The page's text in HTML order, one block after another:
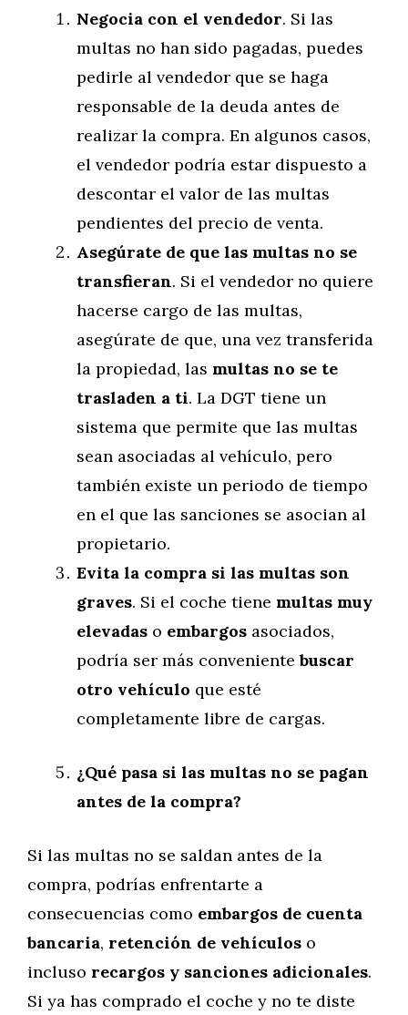
Negocia con el vendedor. Si las
multas no han sido pagadas, puedes
pedirle al vendedor que se haga
responsable de la deuda antes de
realizar la compra. En algunos casos,
el vendedor podría estar dispuesto a
descontar el valor de las multas
pendientes del precio de venta.
Asegúrate de que las multas no se
transfieran. Si el vendedor no quiere
hacerse cargo de las multas,
asegúrate de que, una vez transferida
la propiedad, las multas no se te
trasladen a ti. La DGT tiene un
sistema que permite que las multas
sean asociadas al vehículo, pero
también existe un periodo de tiempo
en el que las sanciones se asocian al
propietario.
Evita la compra si las multas son
graves. Si el coche tiene multas muy
elevadas o embargos asociados,
podría ser más convenientebuscar
otro vehículo que esté
completamente libre de cargas.
¿Qué pasa si las multas no se pagan
antes de la compra?
Si las multas no se saldan antes de la
compra, podrías enfrentarte a
consecuencias como embargos de cuenta
bancaria, retención de vehículos o
incluso recargos y sanciones adicionales.
Si ya has comprado el coche y no te diste